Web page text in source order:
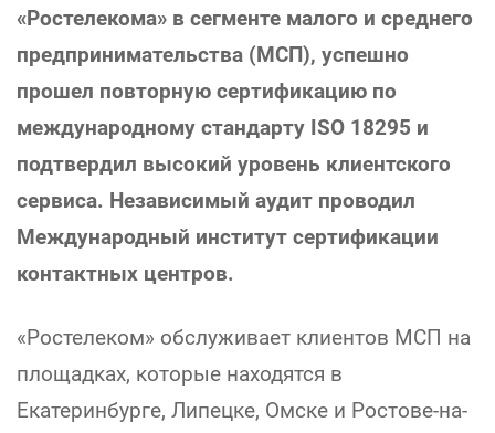
«Ростелекома» в сегменте малого и среднего
предпринимательства (МСП), успешно
прошел повторную сертификацию по
международному стандарту ISO 18295 и
подтвердил высокий уровень клиентского
сервиса. Независимый аудит проводил
Международный институт сертификации
контактных центров.
«Ростелеком» обслуживает клиентов МСП на
площадках, которые находятся в
Екатеринбурге, Липецке, Омске и Ростове-на-